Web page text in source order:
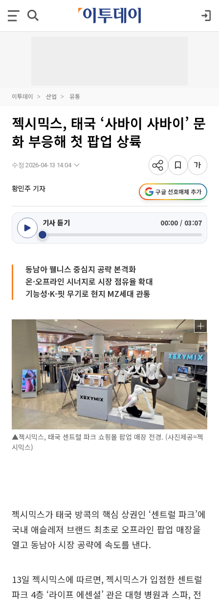
이투데이 산업 유통
젝시믹스, 태국 ‘사바이 사바이’ 문
화 부응해 첫 팝업 상륙
수정 2026-04-13 14:04
황민주 기자 구글 선호매체 추가
기사 듣기 00:00 / 03:07
동남아 웰니스 중심지 공략 본격화
온·오프라인 시너지로 시장 점유율 확대
기능성·K-핏 무기로 현지 MZ세대 관통
▲젝시믹스, 태국 센트럴 파크 쇼핑몰 팝업 매장 전경. (사진제공=젝
시믹스)
젝시믹스가 태국 방콕의 핵심 상권인 ‘센트럴 파크’에
국내 애슬레저 브랜드 최초로 오프라인 팝업 매장을
열고 동남아 시장 공략에 속도를 낸다.
13일 젝시믹스에 따르면, 젝시믹스가 입점한 센트럴
파크 4층 ‘라이프 에센셜’ 관은 대형 병원과 스파, 전